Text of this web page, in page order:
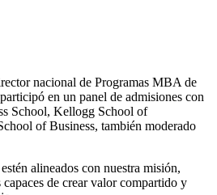
nacional de Programas MBA de
en un panel de admisiones con
School, Kellogg School of
of Business, también moderado
alineados con nuestra misión,
de crear valor compartido y